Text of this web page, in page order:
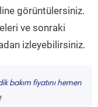
görüntülersiniz.
ve sonraki
izleyebilirsiniz.
bakım fiyatını hemen